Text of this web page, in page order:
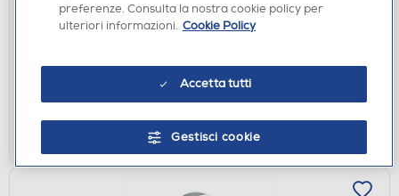
€ 14,90
Acquisto online:disponibile
Ritiro in negozio in 30' gratuito:verifica
AGGIUNGI
preferenze. Consulta la nostra cookie policy per
ulteriori informazioni. Cookie Policy
Accetta tutti
Gestisci cookie